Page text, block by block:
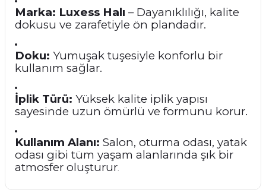
Marka: Luxess Halı – Dayanıklılığı, kalite
dokusu ve zarafetiyle ön plandadır.
Doku: Yumuşak tuşesiyle konforlu bir
kullanım sağlar.
İplik Türü: Yüksek kalite iplik yapısı
sayesinde uzun ömürlü ve formunu korur.
Kullanım Alanı: Salon, oturma odası, yatak
odası gibi tüm yaşam alanlarında şık bir
atmosfer oluşturur.